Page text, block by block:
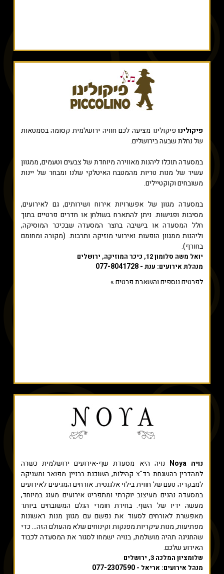
פיקולינופיקולינו מציעה לכם חוויה ירושלמית קסומה בסמטאות
של נחלת שבעה בירושלים.
במסעדה תוכלו ליהנות מאווירה מיוחדת של צבעים וטעמים, ממגוון
עשיר של מנות טריות מהמטבח האיטלקי שלנו ומבחר של יינות
משובחים וקוקטיילים.
במסעדה מגוון של אפשרויות אירוח ושירותים, גם לאירועים,
מסיבות ופגישות. ניתן להתארח בשולחן או חדרים פרטיים בתוך
חלל המסעדה או בישיבה בחצר המסעדה שבכיכר המוסיקה,
וליהנות ממגוון הופעות ואירועי מוזיקה ותרבות. (מקורה ומחומם
בחורף).
יואל משה סלומון 12, כיכר המוזיקה, ירושלים
מנהלת אירועים: ענת - 077-8041728
לפרטים נוספים והשארת פרטים »
נויה Noya
נויה היא מסעדת שף-אירועים ירושלמית כשרה
למהדרין בהשגחת בד"צ קהילות, השוכנת בבניין מפואר ומעניקה
למבקריה טעם של חווית בילוי אלגנטית. אורחים המגיעים לאירועים
במסעדה נהנים מעיצוב יוקרתי ומתפריט אירועים מענג במיוחד,
מעשה ידיו של השף. בחירת חומרי הגלם המשובחים ביותר
מאפשרת לאורחים לסעוד את נפשם עם מגוון מנות ראשונות
מפתיעות, מנות עיקריות מפנקות וקינוחים שלא מהעולם הזה... כדי
שהחגיגה תהיה מושלמת, בנויה ישמחו לסגור את המסעדה לכבוד
האירוע שלכם.
שלומציון המלכה 3, ירושלים
מנהל אירועים: אריאל - 077-2307590